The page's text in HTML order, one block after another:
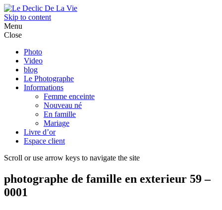
Skip to content
Menu
Close
Photo
Video
blog
Le Photographe
Informations
Femme enceinte
Nouveau né
En famille
Mariage
Livre d’or
Espace client
Scroll or use arrow keys to navigate the site
photographe de famille en exterieur 59 –
0001